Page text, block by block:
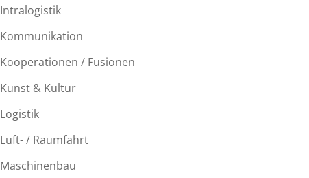
Intralogistik
Kommunikation
Kooperationen / Fusionen
Kunst & Kultur
Logistik
Luft- / Raumfahrt
Maschinenbau